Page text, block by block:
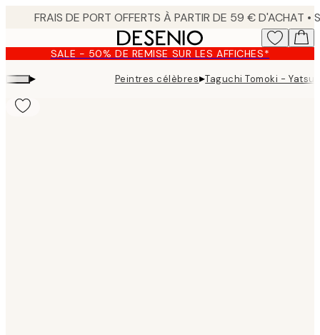
content.SALE - 50% DE REMISE SUR LES AFFICHES*
▸ Peintres célèbres▸Taguchi Tomoki -